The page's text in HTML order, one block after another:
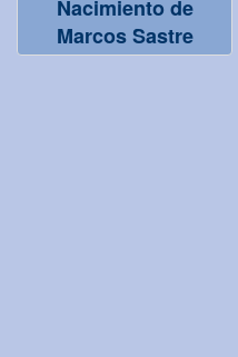
Nacimiento de
Marcos Sastre